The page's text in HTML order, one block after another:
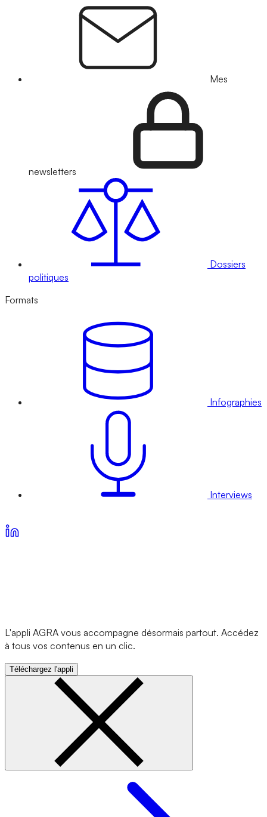
Mes
newsletters
Dossiers
politiques
Formats
Infographies
Interviews
L'appli AGRA vous accompagne désormais partout. Accédez
à tous vos contenus en un clic.
Téléchargez l'appli